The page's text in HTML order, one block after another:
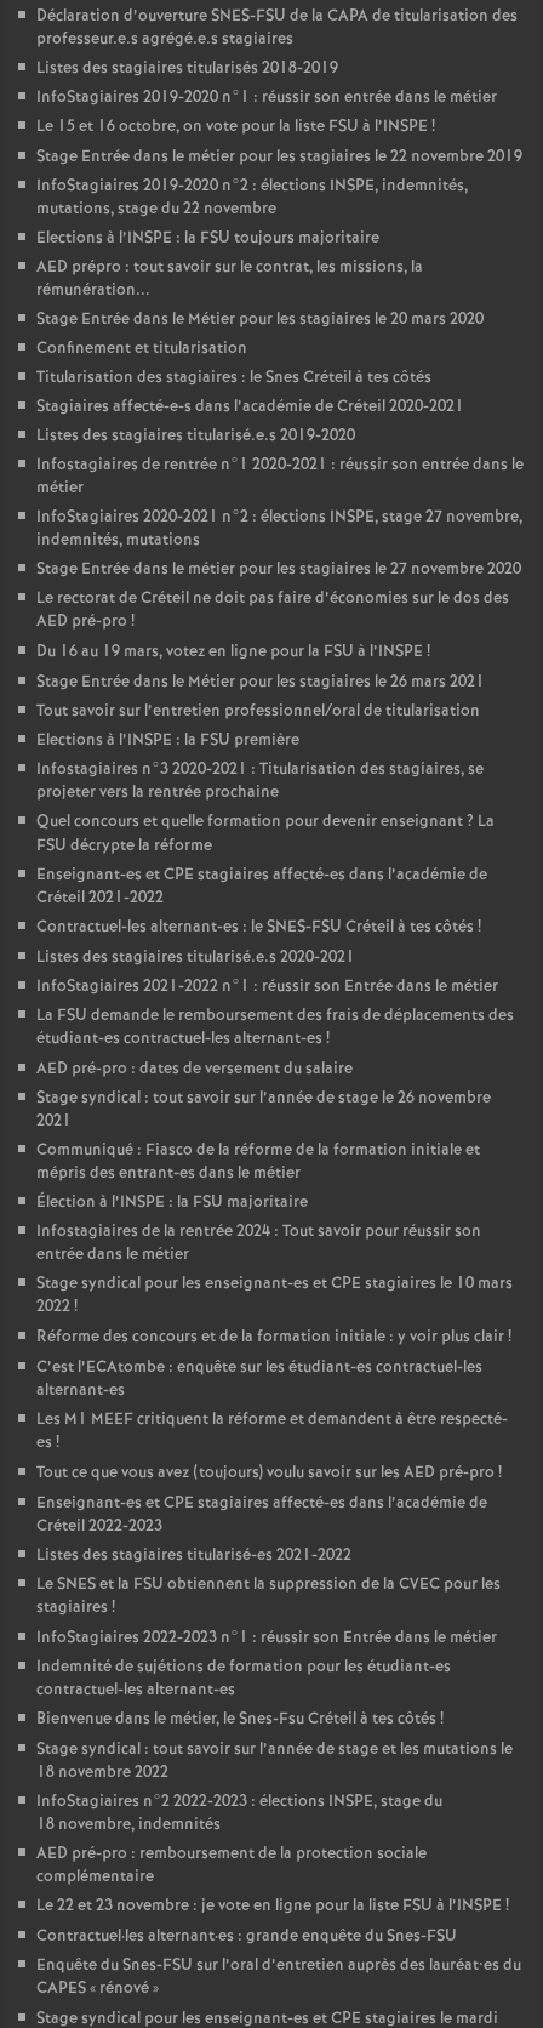
Déclaration d’ouvertureSNES-FSU de la CAPAde titularisation des
professeur.e.s agrégé.e.s stagiaires
Listes des stagiaires titularisés 2018-2019
InfoStagiaires 2019-2020 n°1 : réussir son entrée dans le métier
Le 15 et 16 octobre, on vote pour la liste FSU à l’INSPE !
Stage Entrée dans le métier pour les stagiaires le 22 novembre 2019
InfoStagiaires 2019-2020 n°2 : élections INSPE, indemnités,
mutations, stage du 22 novembre
Elections à l’INSPE : la FSU toujours majoritaire
AED prépro : tout savoir sur le contrat, les missions, la
rémunération...
Stage Entrée dans le Métier pour les stagiaires le 20 mars 2020
Confinement et titularisation
Titularisation des stagiaires : le Snes Créteil à tes côtés
Stagiaires affecté-e-s dans l’académie de Créteil 2020-2021
Listes des stagiaires titularisé.e.s 2019-2020
Infostagiaires de rentrée n°1 2020-2021 : réussir son entrée dans le
métier
InfoStagiaires 2020-2021 n°2 : élections INSPE, stage 27 novembre,
indemnités, mutations
Stage Entrée dans le métier pour les stagiaires le 27 novembre 2020
Le rectorat de Créteil ne doit pas faire d’économies sur le dos des
AED pré-pro !
Du 16 au 19 mars, votez en ligne pour la FSU à l’INSPE !
Stage Entrée dans le Métier pour les stagiaires le 26 mars 2021
Tout savoir sur l’entretien professionnel/oral de titularisation
Elections à l’INSPE : la FSU première
Infostagiaires n°3 2020-2021 : Titularisation des stagiaires, se
projeter vers la rentrée prochaine
Quel concours et quelle formation pour devenir enseignant? La
FSU décrypte la réforme
Enseignant-es etCPE stagiaires affecté-es dans l’académie de
Créteil 2021-2022
Contractuel-les alternant-es : leSNES-FSU Créteil à tes côtés !
Listes des stagiaires titularisé.e.s 2020-2021
InfoStagiaires 2021-2022 n°1 : réussir son Entrée dans le métier
La FSU demande le remboursement des frais de déplacements des
étudiant-es contractuel-les alternant-es !
AED pré-pro : dates de versement du salaire
Stage syndical : tout savoir sur l’année de stage le 26 novembre
2021
Communiqué : Fiasco de la réforme de la formation initiale et
mépris des entrant-es dans le métier
Élection à l’INSPE : la FSU majoritaire
Infostagiaires de la rentrée 2024 : Tout savoir pour réussir son
entrée dans le métier
Stage syndical pour les enseignant-es etCPE stagiaires le 10 mars
2022!
Réforme des concours et de la formation initiale : y voir plus clair!
C’est l’ECAtombe : enquête sur les étudiant-es contractuel-les
alternant-es
Les M1 MEEFcritiquent la réforme et demandent à être respecté-
es !
Tout ce que vous avez (toujours) voulu savoir sur les AED pré-pro !
Enseignant-es etCPE stagiaires affecté-es dans l’académie de
Créteil 2022-2023
Listes des stagiaires titularisé-es 2021-2022
LeSNESet la FSU obtiennent la suppression de la CVEC pour les
stagiaires !
InfoStagiaires 2022-2023 n°1 : réussir son Entrée dans le métier
Indemnité de sujétions de formation pour les étudiant-es
contractuel-les alternant-es
Bienvenue dans le métier, le Snes-Fsu Créteil à tes côtés !
Stage syndical : tout savoir sur l’année de stage et les mutations le
18 novembre 2022
InfoStagiaires n°2 2022-2023 : élections INSPE, stage du
18 novembre, indemnités
AED pré-pro : remboursement de la protection sociale
complémentaire
Le 22 et 23 novembre : je vote en ligne pour la liste FSU à l’INSPE !
Contractuel·les alternant·es : grande enquête du Snes-FSU
Enquête du Snes-FSU sur l’oral d’entretien auprès des lauréat•es du
CAPES« rénové»
Stage syndical pour les enseignant-es etCPE stagiaires le mardi